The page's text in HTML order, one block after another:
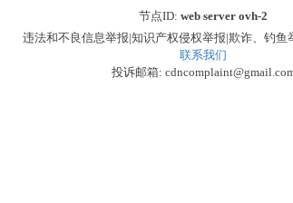
节点ID: web server ovh-2
违法和不良信息举报|知识产权侵权举报|欺诈、钓鱼
联系我们
投诉邮箱: